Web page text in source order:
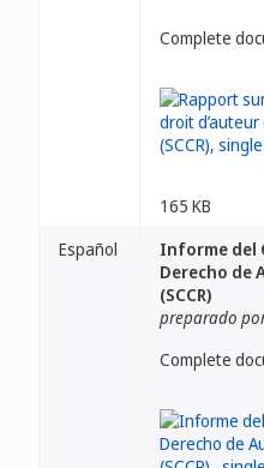
Complete
165 KB
Español
Informe del
Derecho de
(SCCR)
preparado
Complete